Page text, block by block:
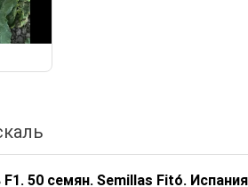
50 семян. Semillas Fitó.